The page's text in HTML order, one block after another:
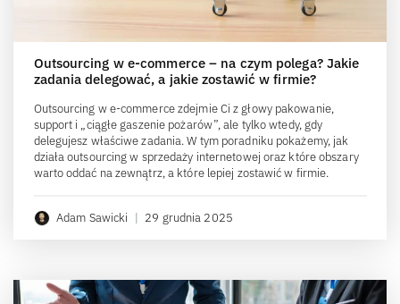
Outsourcing w e-commerce – na czym polega? Jakie
zadania delegować, a jakie zostawić w firmie?
Outsourcing w e-commerce zdejmie Ci z głowy pakowanie,
support i „ciągłe gaszenie pożarów”, ale tylko wtedy, gdy
delegujesz właściwe zadania. W tym poradniku pokażemy, jak
działa outsourcing w sprzedaży internetowej oraz które obszary
warto oddać na zewnątrz, a które lepiej zostawić w firmie.
Adam Sawicki | 29 grudnia 2025